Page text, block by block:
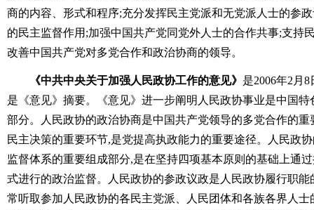
商的内容、形式和程序;充分发挥民主党派和无党派人士的参
的民主监督作用;加强中国共产党同党外人士的合作共事;支持
改善中国共产党对多党合作和政治协商的领导。
《中共中央关于加强人民政协工作的意见》 是2006年2月
是《意见》摘要。《意见》进一步阐明人民政协事业是中国
部分。人民政协的政治协商是中国共产党领导的多党合作的
民主决策的重要环节,是党提高执政能力的重要途径。人民政
监督体系的重要组成部分,是在坚持四项基本原则的基础上通
式进行的政治监督。人民政协的参政议政是人民政协履行职
常听取参加人民政协的各民主党派、人民团体和各族各界人